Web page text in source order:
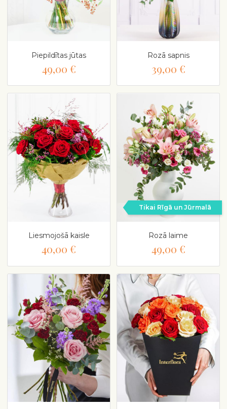
Piepildītas jūtas
49,00 €
Rozā sapnis
39,00 €
Liesmojošā kaisle
40,00 €
Tikai Rīgā un Jūrmalā
Rozā laime
49,00 €